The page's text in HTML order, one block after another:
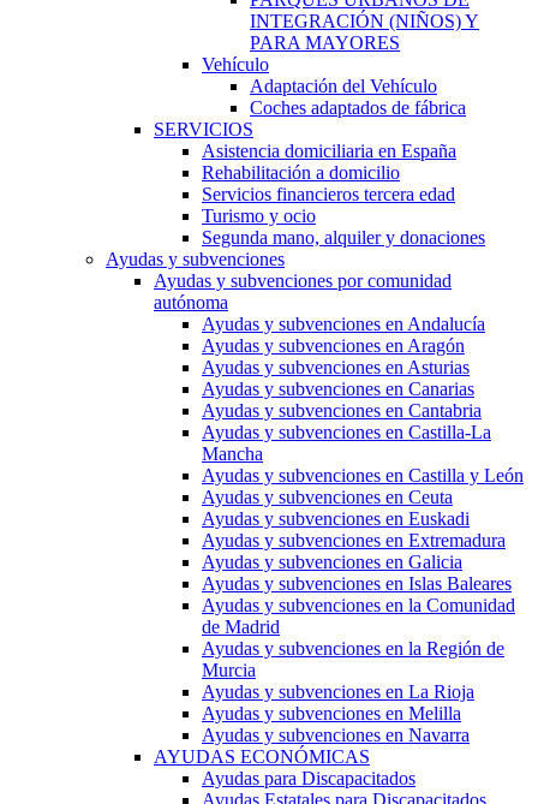
INTEGRACIÓN (NIÑOS) Y
PARA MAYORES
Vehículo
Adaptación del Vehículo
Coches adaptados de fábrica
SERVICIOS
Asistencia domiciliaria en España
Rehabilitación a domicilio
Servicios financieros tercera edad
Turismo y ocio
Segunda mano, alquiler y donaciones
Ayudas y subvenciones
Ayudas y subvenciones por comunidad
autónoma
Ayudas y subvenciones en Andalucía
Ayudas y subvenciones en Aragón
Ayudas y subvenciones en Asturias
Ayudas y subvenciones en Canarias
Ayudas y subvenciones en Cantabria
Ayudas y subvenciones en Castilla-La
Mancha
Ayudas y subvenciones en Castilla y León
Ayudas y subvenciones en Ceuta
Ayudas y subvenciones en Euskadi
Ayudas y subvenciones en Extremadura
Ayudas y subvenciones en Galicia
Ayudas y subvenciones en Islas Baleares
Ayudas y subvenciones en la Comunidad
de Madrid
Ayudas y subvenciones en la Región de
Murcia
Ayudas y subvenciones en La Rioja
Ayudas y subvenciones en Melilla
Ayudas y subvenciones en Navarra
AYUDAS ECONÓMICAS
Ayudas para Discapacitados
Ayudas Estatales para Discapacitados